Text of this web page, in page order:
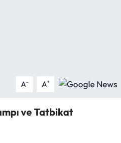
A- A+
ve Tatbikat